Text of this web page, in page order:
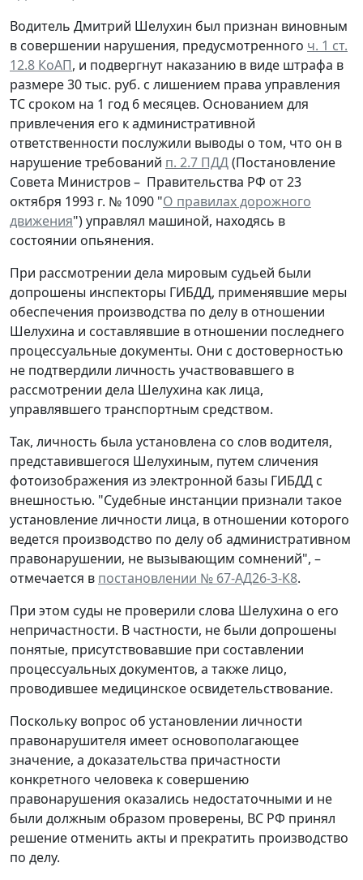
Водитель Дмитрий Шелухин был признан виновным
в совершении нарушения, предусмотренного ч. 1 ст.
12.8 КоАП, и подвергнут наказанию в виде штрафа в
размере 30 тыс. руб. с лишением права управления
ТС сроком на 1 год 6 месяцев. Основанием для
привлечения его к административной
ответственности послужили выводы о том, что он в
нарушение требований п. 2.7 ПДД(Постановление
Совета Министров – Правительства РФ от 23
октября 1993 г. № 1090 "О правилах дорожного
движения") управлял машиной, находясь в
состоянии опьянения.
При рассмотрении дела мировым судьей были
допрошены инспекторы ГИБДД, применявшие меры
обеспечения производства по делу в отношении
Шелухина и составлявшие в отношении последнего
процессуальные документы. Они с достоверностью
не подтвердили личность участвовавшего в
рассмотрении дела Шелухина как лица,
управлявшего транспортным средством.
Так, личность была установлена со слов водителя,
представившегося Шелухиным, путем сличения
фотоизображения из электронной базы ГИБДД с
внешностью. "Судебные инстанции признали такое
установление личности лица, в отношении которого
ведется производство по делу об административном
правонарушении, не вызывающим сомнений", –
отмечается в постановлении № 67-АД26-3-К8.
При этом суды не проверили слова Шелухина о его
непричастности. В частности, не были допрошены
понятые, присутствовавшие при составлении
процессуальных документов, а также лицо,
проводившее медицинское освидетельствование.
Поскольку вопрос об установлении личности
правонарушителя имеет основополагающее
значение, а доказательства причастности
конкретного человека к совершению
правонарушения оказались недостаточными и не
были должным образом проверены, ВС РФ принял
решение отменить акты и прекратить производство
по делу.